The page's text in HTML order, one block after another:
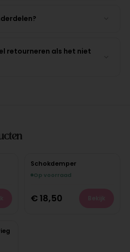
retourneren als het niet
Schokdemper
Op voorraad
€ 18,50